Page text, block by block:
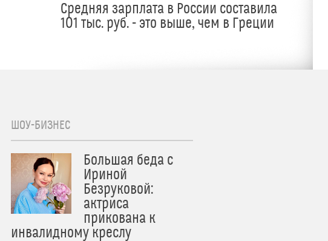
Средняя зарплата в России составила
101 тыс. руб. - это выше, чем в Греции
ШОУ-БИЗНЕС
Большая беда с
Ириной
Безруковой:
актриса
прикована к
инвалидному креслу